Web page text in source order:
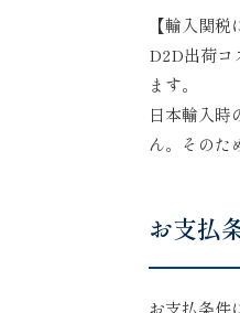
【輸入関
D2D出荷コ
ます。
日本輸入時
ん。そのた
お支払
お支払条件